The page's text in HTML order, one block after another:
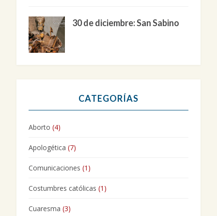
30 de diciembre: San Sabino
CATEGORÍAS
Aborto (4)
Apologética (7)
Comunicaciones (1)
Costumbres católicas (1)
Cuaresma (3)